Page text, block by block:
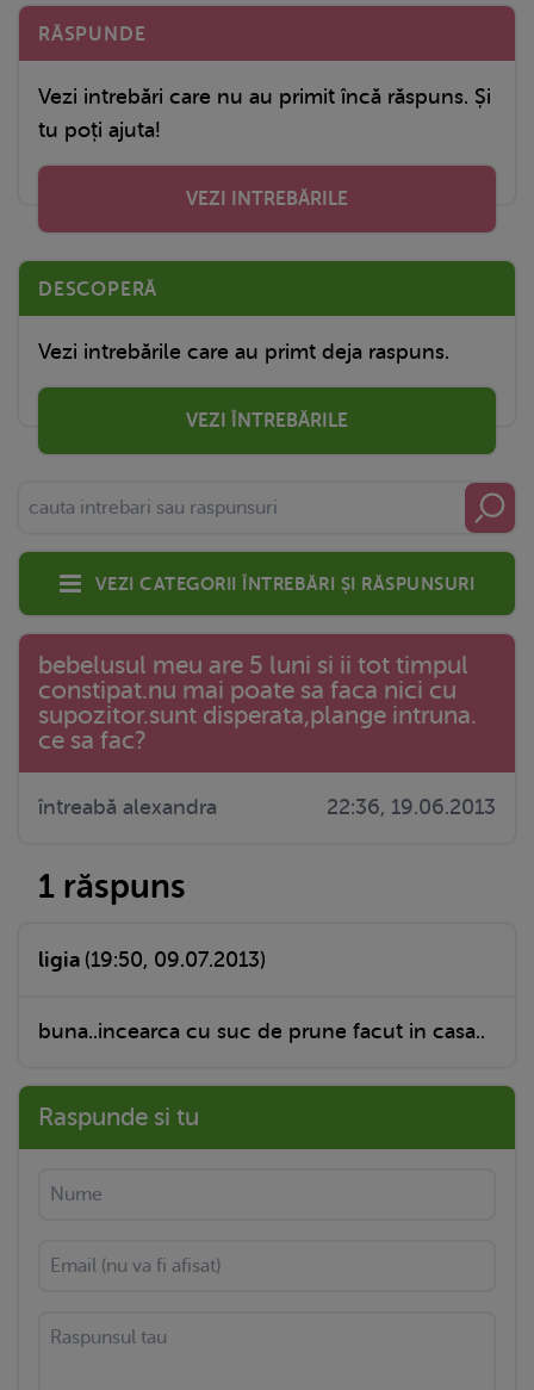
RĂSPUNDE
Vezi intrebări care nu au primit încă răspuns. Și
tu poți ajuta!
VEZI INTREBĂRILE
DESCOPERĂ
Vezi intrebările care au primt deja raspuns.
VEZI ÎNTREBĂRILE
Vezi categorii întrebări și răspunsuri
bebelusul meu are 5 luni si ii tot timpul
constipat.nu mai poate sa faca nici cu
supozitor.sunt disperata,plange intruna.
ce sa fac?
întreabă alexandra 22:36, 19.06.2013
1 răspuns
ligia (19:50, 09.07.2013)
buna..incearca cu suc de prune facut in casa..
Raspunde si tu